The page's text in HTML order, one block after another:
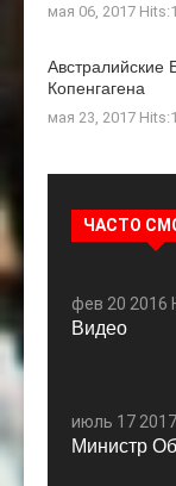
мая 06, 2017
Копенгагена
мая 23, 2017
ЧАСТО
фев 20 2016
Видео
июль 17
Министр